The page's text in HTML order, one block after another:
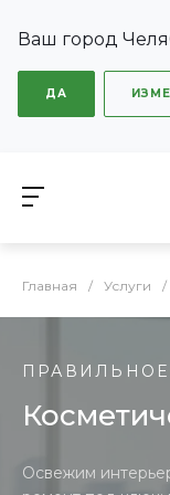
Ваш город
ДА
Главная / Услуги /
Освежим